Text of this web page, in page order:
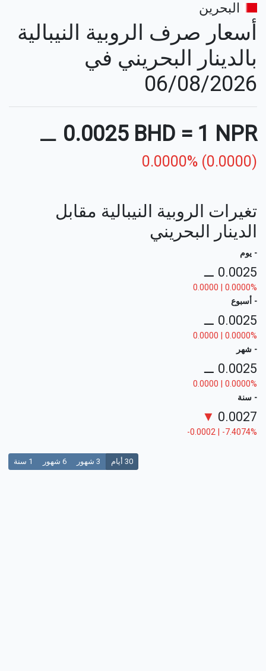
البحرين
أسعار صرف الروبية النيبالية
بالدينار البحريني في
06/08/2026
1 NPR
=
0.0025 BHD
⚊
0.0000% (0.0000)
تغيرات الروبية النيبالية مقابل
الدينار البحريني
- يوم
0.0025
⚊
0.0000 | 0.0000%
- أسبوع
0.0025
⚊
0.0000 | 0.0000%
- شهر
0.0025
⚊
0.0000 | 0.0000%
- سنة
0.0027
▼
-0.0002 | -7.4074%
30 أيام 3 شهور 6 شهور 1 سنة